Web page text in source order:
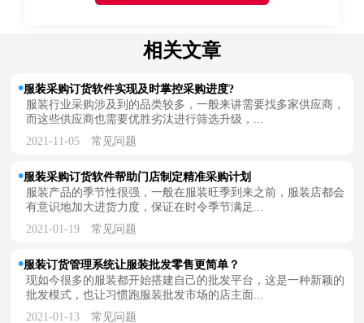
相关文章
服装采购订货软件实现及时掌控采购进度?
服装行业采购涉及到的品类较多，一般来讲需要找多家供应商，
而这些供应商也需要优胜劣汰进行筛选升级，...
2021-11-05 常见问题
服装采购订货软件帮助门店制定精准采购计划
服装产品的季节性很强，一般在服装旺季到来之前，服装店都会
有意识地加大进货力度，保证在时令季节满足...
2021-01-19 常见问题
服装订货管理系统让服装批发零售更简单？
现如今很多的服装都开始搭建自己的批发平台，这是一种新颖的
批发模式，也让习惯跑服装批发市场的店主面...
2021-01-13 常见问题